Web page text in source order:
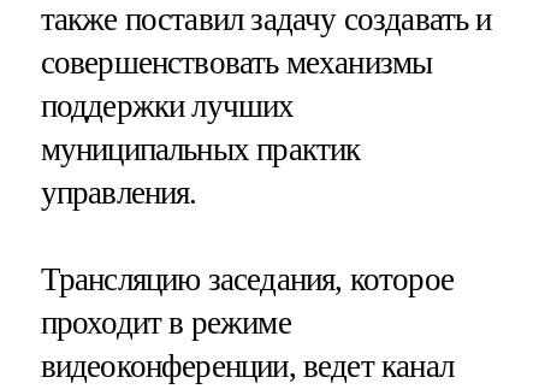
также поставил задачу создавать и
совершенствовать механизмы
поддержки лучших
муниципальных практик
управления.
Трансляцию заседания, которое
проходит в режиме
видеоконференции, ведет канал